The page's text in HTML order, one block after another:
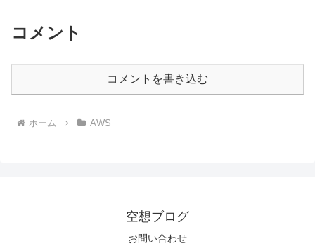
コメント
コメントを書き込む
ホーム AWS
空想ブログ
お問い合わせ